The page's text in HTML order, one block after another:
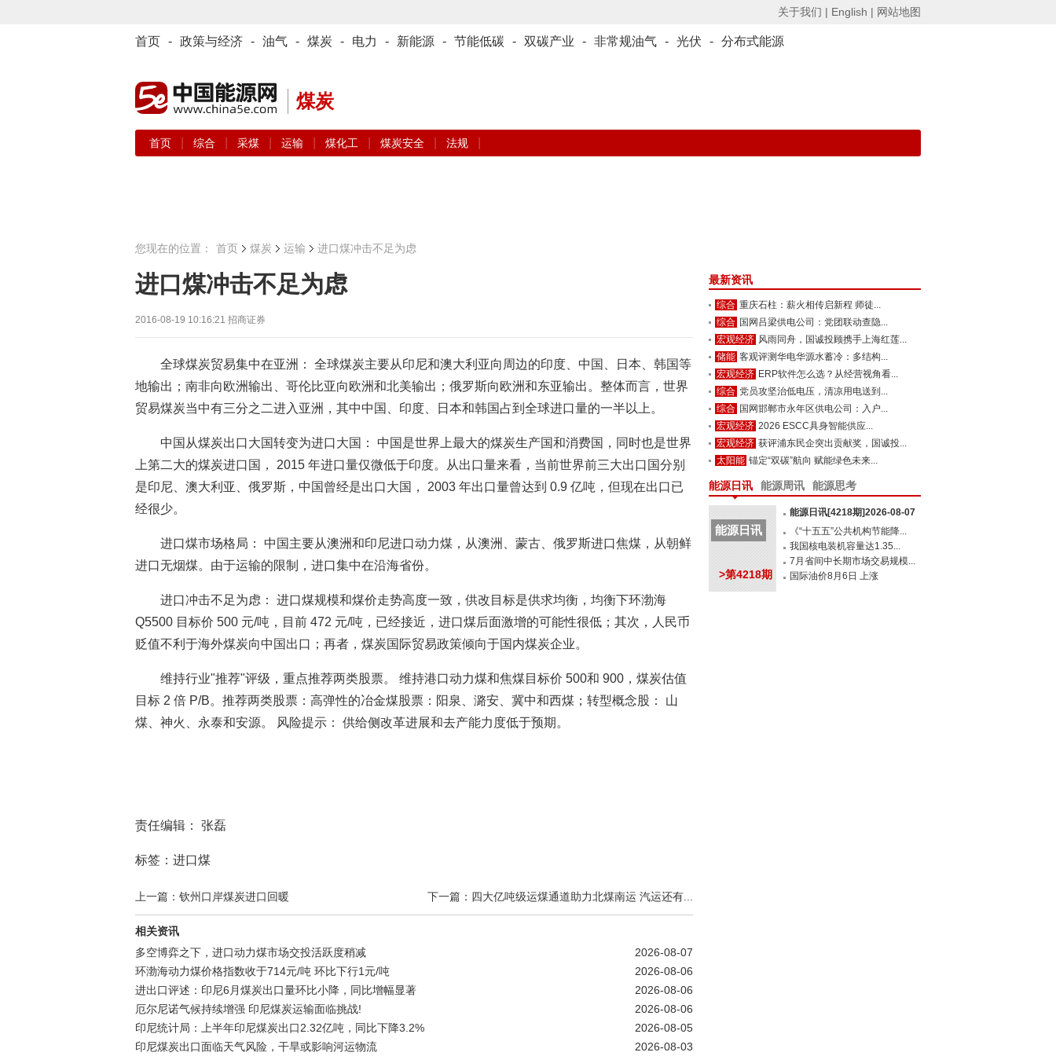
关于我们 | English | 网站地图
首页 - 政策与经济 - 油气 - 煤炭 - 电力 - 新能源 - 节能低碳 - 双碳产业 - 非常规油气 - 光伏 - 分布式能源
煤炭
首页 综合 采煤 运输 煤化工 煤炭安全 法规
您现在的位置： 首页 煤炭 运输 进口煤冲击不足为虑
进口煤冲击不足为虑
2016-08-19 10:16:21 招商证券
全球煤炭贸易集中在亚洲： 全球煤炭主要从印尼和澳大利亚向周边的印度、中国、日本、韩国等
地输出；南非向欧洲输出、哥伦比亚向欧洲和北美输出；俄罗斯向欧洲和东亚输出。整体而言，世界
贸易煤炭当中有三分之二进入亚洲，其中中国、印度、日本和韩国占到全球进口量的一半以上。
中国从煤炭出口大国转变为进口大国： 中国是世界上最大的煤炭生产国和消费国，同时也是世界
上第二大的煤炭进口国， 2015 年进口量仅微低于印度。从出口量来看，当前世界前三大出口国分别
是印尼、澳大利亚、俄罗斯，中国曾经是出口大国， 2003 年出口量曾达到 0.9 亿吨，但现在出口已
经很少。
进口煤市场格局： 中国主要从澳洲和印尼进口动力煤，从澳洲、蒙古、俄罗斯进口焦煤，从朝鲜
进口无烟煤。由于运输的限制，进口集中在沿海省份。
进口冲击不足为虑： 进口煤规模和煤价走势高度一致，供改目标是供求均衡，均衡下环渤海
Q5500 目标价 500 元/吨，目前 472 元/吨，已经接近，进口煤后面激增的可能性很低；其次，人民币
贬值不利于海外煤炭向中国出口；再者，煤炭国际贸易政策倾向于国内煤炭企业。
维持行业"推荐"评级，重点推荐两类股票。 维持港口动力煤和焦煤目标价 500和 900，煤炭估值
目标 2 倍 P/B。推荐两类股票：高弹性的冶金煤股票：阳泉、潞安、冀中和西煤；转型概念股： 山
煤、神火、永泰和安源。 风险提示： 供给侧改革进展和去产能力度低于预期。
责任编辑： 张磊
标签：进口煤
上一篇：钦州口岸煤炭进口回暖 下一篇：四大亿吨级运煤通道助力北煤南运 汽运还有...
相关资讯
2026-08-07
多空博弈之下，进口动力煤市场交投活跃度稍减
2026-08-06
环渤海动力煤价格指数收于714元/吨 环比下行1元/吨
2026-08-06
进出口评述：印尼6月煤炭出口量环比小降，同比增幅显著
2026-08-06
厄尔尼诺气候持续增强 印尼煤炭运输面临挑战!
2026-08-05
印尼统计局：上半年印尼煤炭出口2.32亿吨，同比下降3.2%
2026-08-03
印尼煤炭出口面临天气风险，干旱或影响河运物流
最新资讯
综合 重庆石柱：薪火相传启新程 师徒...
综合 国网吕梁供电公司：党团联动查隐...
宏观经济 风雨同舟，国诚投顾携手上海红莲...
储能 客观评测华电华源水蓄冷：多结构...
宏观经济 ERP软件怎么选？从经营视角看...
综合 党员攻坚治低电压，清凉用电送到...
综合 国网邯郸市永年区供电公司：入户...
宏观经济 2026 ESCC具身智能供应...
宏观经济 获评浦东民企突出贡献奖，国诚投...
太阳能 锚定“双碳”航向 赋能绿色未来...
能源日讯 能源周讯 能源思考
能源日讯
>第4218期
能源日讯[4218期]2026-08-07
《“十五五”公共机构节能降...
我国核电装机容量达1.35...
7月省间中长期市场交易规模...
国际油价8月6日 上涨